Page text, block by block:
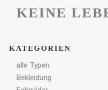
KEINE
KATEGORIEN
alle Typen
Bekleidung